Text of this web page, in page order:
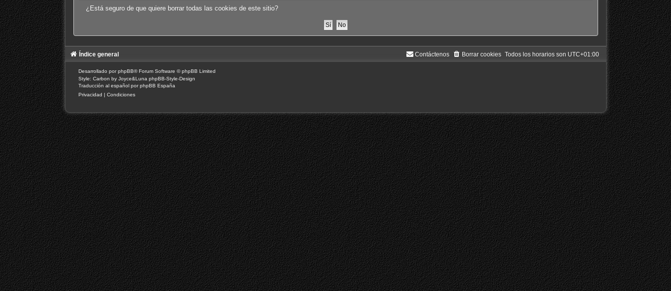
¿Está seguro de que quiere borrar todas las cookies de este sitio?
Índice general Todos los horarios son UTC+01:00
Borrar cookies
Contáctenos
Desarrollado porphpBB® Forum Software © phpBB Limited
Style: Carbon by Joyce&Luna phpBB-Style-Design
Traducción al español porphpBB España
Privacidad | Condiciones